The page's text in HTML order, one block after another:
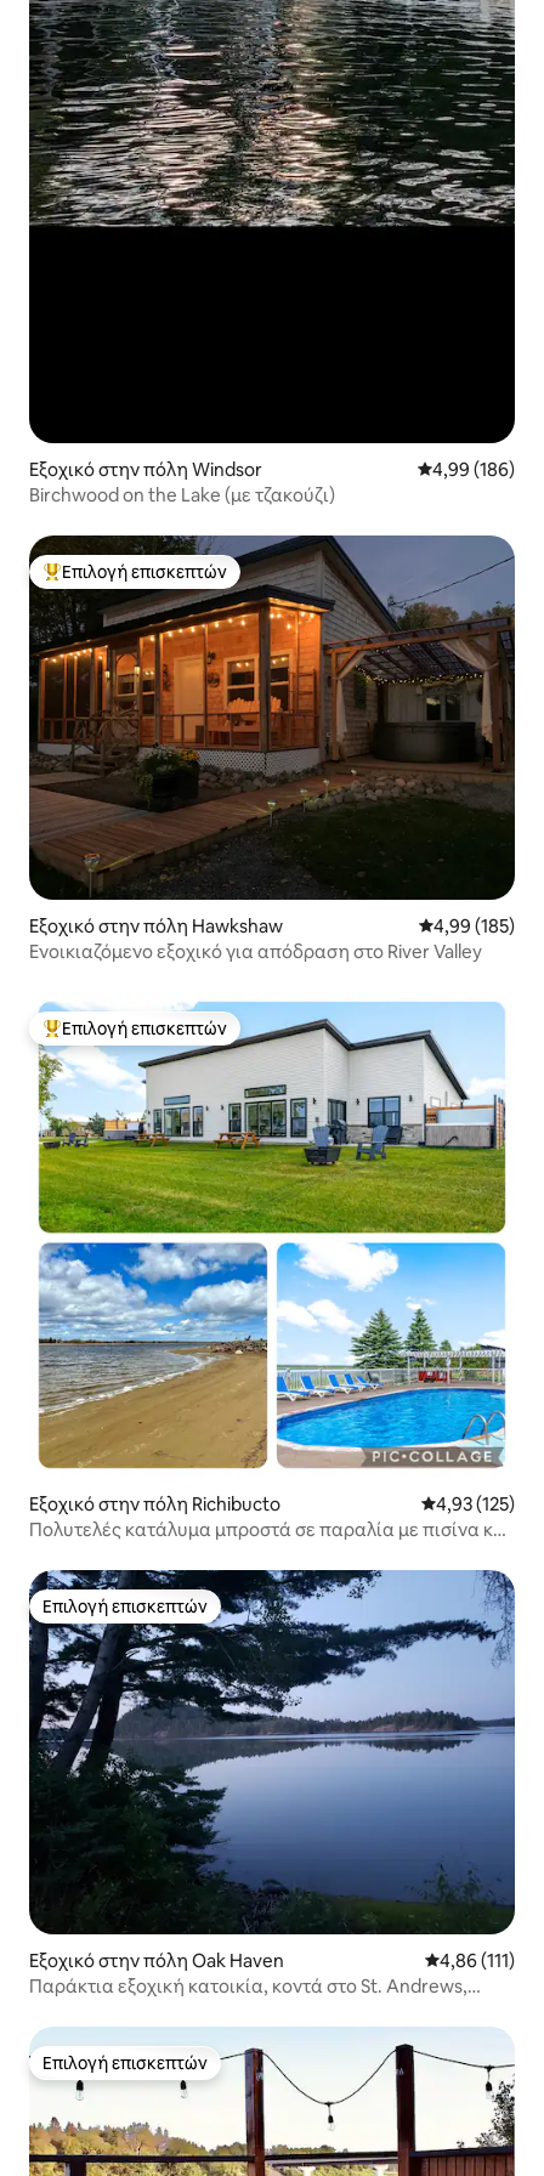
Εξοχικό στην πόλη Windsor Μέση
4,99 (186)
Birchwood on the Lake (με τζακούζι)
Κορυφαία επιλογή επισκεπτών
Επιλογή επισκεπτών
Εξοχικό στην πόλη Hawkshaw Μέση
4,99 (185)
Ενοικιαζόμενο εξοχικό για απόδραση στο River Valley
Κορυφαία επιλογή επισκεπτών
Επιλογή επισκεπτών
Εξοχικό στην πόλη Richibucto Μέση
4,93 (125)
Πολυτελές κατάλυμα μπροστά σε παραλία με πισίνα και
Επιλογή επισκεπτών
Επιλογή επισκεπτών
Εξοχικό στην πόλη Oak Haven Μέση
4,86 (111)
Παράκτια εξοχική κατοικία, κοντά στο St. Andrews,
Επιλογή επισκεπτών
Επιλογή επισκεπτών